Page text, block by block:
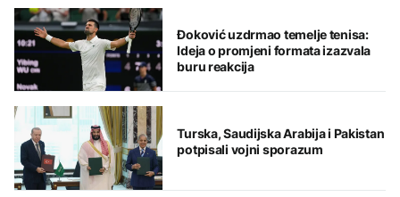
Đoković uzdrmao temelje tenisa:
Ideja o promjeni formata izazvala
buru reakcija
Turska, Saudijska Arabija i Pakistan
potpisali vojni sporazum